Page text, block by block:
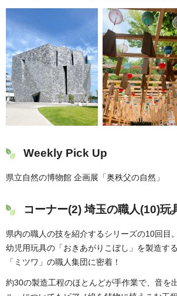
Weekly Pick Up
県立自然の博物館 企画展「奥秩父の自然」
コーナー(2) 埼玉の職人(10)玩
県内の職人の技を紹介するシリーズの10回目
幼児用玩具の「おきあがりこぼし」を製造す
「ミツワ」の職人集団に密着！
約30の製造工程のほとんどが手作業で、音を